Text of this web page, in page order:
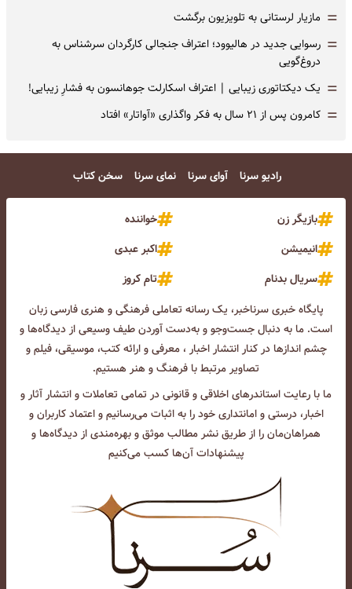
= مازیار لرستانی به تلویزیون برگشت
= رسوایی جدید در هالیوود؛ اعتراف جنجالی کارگردان سرشناس به
دروغ‌گویی
= یک دیکتاتوری زیبایی | اعتراف اسکارلت جوهانسون به فشارِ زیبایی!
= کامرون پس از ۲۱ سال به فکر واگذاری «آواتار» افتاد
رادیو سرنا آوای سرنا نمای سرنا سخن کتاب
بازیگر زن
خواننده
انیمیشن
اکبر عبدی
سریال بدنام
تام کروز
پایگاه خبری سرناخبر، یک رسانه تعاملی فرهنگی و هنری فارسی زبان
است. ما به دنبال جست‌و‌جو و به‌دست آوردن طیف وسیعی از دیدگاه‌ها و
چشم انداز‌ها در کنار انتشار اخبار ، معرفی و ارائه کتب، موسیقی، فیلم و
تصاویر مرتبط با فرهنگ و هنر هستیم.
ما با رعایت استاندرهای اخلاقی و قانونی در تمامی تعاملات و انتشار آثار و
اخبار، درستی و امانتداری خود را به اثبات می‌رسانیم و اعتماد کاربران و
همراهان‌مان را از طریق نشر مطالب موثق و بهره‌مندی از دیدگاه‌ها و
پیشنهادات آن‌ها کسب می‌کنیم